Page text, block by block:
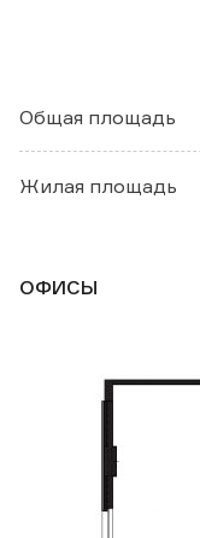
Общая площадь
Жилая площадь
ОФИСЫ